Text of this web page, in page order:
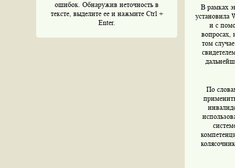
ошибок. Обнаружив неточность в
тексте, выделите ее и нажмите Ctrl +
Enter.
В рамках
установила
и с
вопросах,
том
По